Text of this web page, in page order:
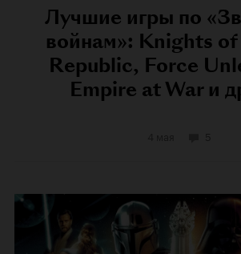
Лучшие игры по
войнам»: Knights
Republic, Force
Empire at War и